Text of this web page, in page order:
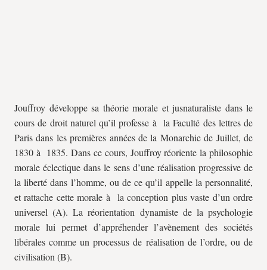
Jouffroy développe sa théorie morale et jusnaturaliste dans le
cours de droit naturel qu’il professe à la Faculté des lettres de
Paris dans les premières années de la Monarchie de Juillet, de
1830 à 1835. Dans ce cours, Jouffroy réoriente la philosophie
morale éclectique dans le sens d’une réalisation progressive de
la liberté dans l’homme, ou de ce qu’il appelle la personnalité,
et rattache cette morale à la conception plus vaste d’un ordre
universel (A). La réorientation dynamiste de la psychologie
morale lui permet d’appréhender l’avènement des sociétés
libérales comme un processus de réalisation de l’ordre, ou de
civilisation (B).